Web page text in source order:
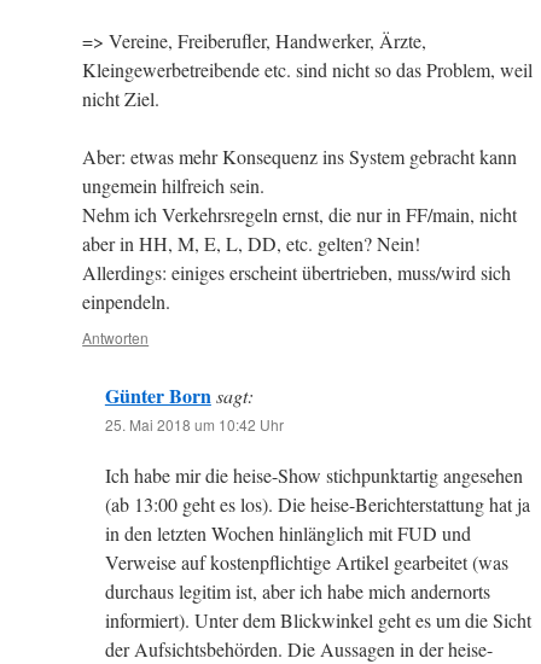
=> Vereine, Freiberufler, Handwerker, Ärzte,
Kleingewerbetreibende etc. sind nicht so das Problem, weil
nicht Ziel.
Aber: etwas mehr Konsequenz ins System gebracht kann
ungemein hilfreich sein.
Nehm ich Verkehrsregeln ernst, die nur in FF/main, nicht
aber in HH, M, E, L, DD, etc. gelten? Nein!
Allerdings: einiges erscheint übertrieben, muss/wird sich
einpendeln.
Antworten
Günter Bornsagt:
25. Mai 2018 um 10:42 Uhr
Ich habe mir die heise-Show stichpunktartig angesehen
(ab 13:00 geht es los). Die heise-Berichterstattung hat ja
in den letzten Wochen hinlänglich mit FUD und
Verweise auf kostenpflichtige Artikel gearbeitet (was
durchaus legitim ist, aber ich habe mich andernorts
informiert). Unter dem Blickwinkel geht es um die Sicht
der Aufsichtsbehörden. Die Aussagen in der heise-